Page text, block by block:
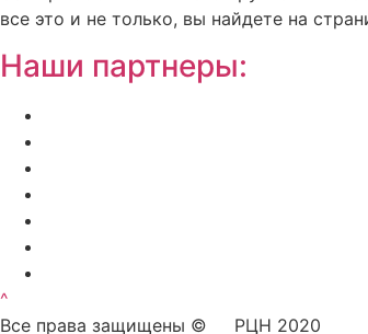
все это и не только, вы найдете на
Наши партнеры:
^
Все права защищены © РЦН 2020